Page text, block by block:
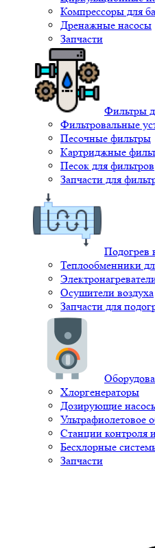
Компрессоры для
Дренажные насосы
Запчасти
Фильтры
Фильтровальные
Песочные фильтры
Картриджные
Песок для фильтров
Запчасти для
Подогрев
Теплообменники
Осушители воздуха
Запчасти для
Хлоргенераторы
Дозирующие
Ультрафиолетовое
Станции контроля
Бесхлорные
Запчасти